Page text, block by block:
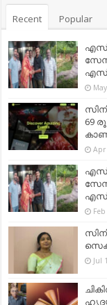
Recent Popular
69
Apr
Jul